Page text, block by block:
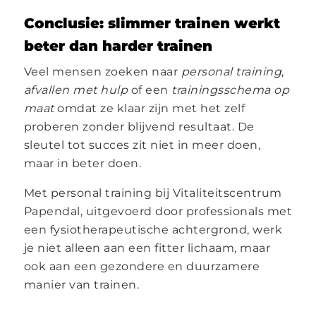
Conclusie: slimmer trainen werkt
beter dan harder trainen
Veel mensen zoeken naar personal training,
afvallen met hulpof een trainingsschema op
maatomdat ze klaar zijn met het zelf
proberen zonder blijvend resultaat. De
sleutel tot succes zit niet in meer doen,
maar in beter doen.
Met personal training bij Vitaliteitscentrum
Papendal, uitgevoerd door professionals met
een fysiotherapeutische achtergrond, werk
je niet alleen aan een fitter lichaam, maar
ook aan een gezondere en duurzamere
manier van trainen.